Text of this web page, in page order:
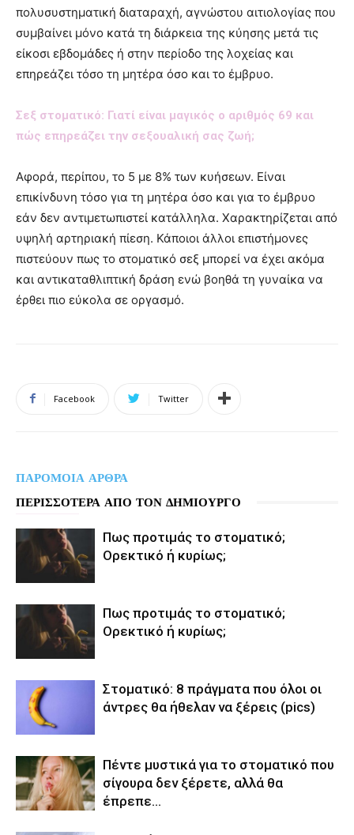
πολυσυστηματική διαταραχή, αγνώστου αιτιολογίας που
συμβαίνει μόνο κατά τη διάρκεια της κύησης μετά τις
είκοσι εβδομάδες ή στην περίοδο της λοχείας και
επηρεάζει τόσο τη μητέρα όσο και το έμβρυο.
Σεξ στοματικό: Γιατί είναι μαγικός ο αριθμός 69 και
πώς επηρεάζει την σεξουαλική σας ζωή;
Αφορά, περίπου, το 5 με 8% των κυήσεων. Είναι
επικίνδυνη τόσο για τη μητέρα όσο και για το έμβρυο
εάν δεν αντιμετωπιστεί κατάλληλα. Χαρακτηρίζεται από
υψηλή αρτηριακή πίεση. Κάποιοι άλλοι επιστήμονες
πιστεύουν πως το στοματικό σεξ μπορεί να έχει ακόμα
και αντικαταθλιπτική δράση ενώ βοηθά τη γυναίκα να
έρθει πιο εύκολα σε οργασμό.
Facebook Twitter
ΠΑΡΟΜΟΙΑ ΑΡΘΡΑ
ΠΕΡΙΣΣΟΤΕΡΑ ΑΠΟ ΤΟΝ ΔΗΜΙΟΥΡΓΟ
Πως προτιμάς το στοματικό;
Ορεκτικό ή κυρίως;
Πως προτιμάς το στοματικό;
Ορεκτικό ή κυρίως;
Στοματικό: 8 πράγματα που όλοι οι
άντρες θα ήθελαν να ξέρεις (pics)
Πέντε μυστικά για το στοματικό που
σίγουρα δεν ξέρετε, αλλά θα
έπρεπε…